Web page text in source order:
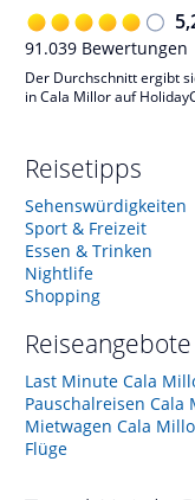
91.039 Bewertungen
Der Durchschnitt ergibt
in Cala Millor auf
Reisetipps
Sehenswürdigkeiten
Sport & Freizeit
Essen & Trinken
Nightlife
Shopping
Reiseangebote
Last Minute Cala
Pauschalreisen Cala
Mietwagen Cala
Flüge